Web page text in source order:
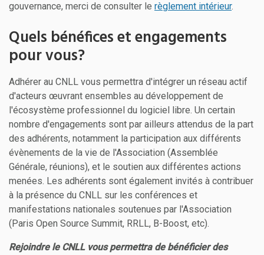
gouvernance, merci de consulter le règlement intérieur.
Quels bénéfices et engagements
pour vous?
Adhérer au CNLL vous permettra d'intégrer un réseau actif
d'acteurs œuvrant ensembles au développement de
l'écosystème professionnel du logiciel libre. Un certain
nombre d'engagements sont par ailleurs attendus de la part
des adhérents, notamment la participation aux différents
évènements de la vie de l'Association (Assemblée
Générale, réunions), et le soutien aux différentes actions
menées. Les adhérents sont également invités à contribuer
à la présence du CNLL sur les conférences et
manifestations nationales soutenues par l'Association
(Paris Open Source Summit, RRLL, B-Boost, etc).
Rejoindre le CNLL vous permettra de bénéficier des